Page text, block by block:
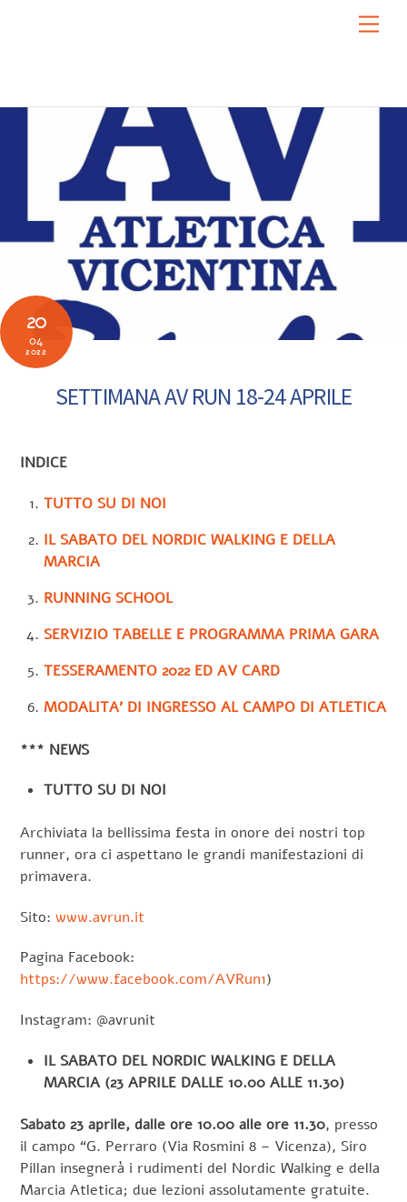
20
04
2022
SETTIMANA AV RUN 18-24 APRILE
INDICE
TUTTO SU DI NOI
IL SABATO DEL NORDIC WALKING E DELLA
MARCIA
RUNNING SCHOOL
SERVIZIO TABELLE E PROGRAMMA PRIMA GARA
TESSERAMENTO 2022 ED AV CARD
MODALITA’ DI INGRESSO AL CAMPO DI ATLETICA
*** NEWS
TUTTO SU DI NOI
Archiviata la bellissima festa in onore dei nostri top
runner, ora ci aspettano le grandi manifestazioni di
primavera.
Sito:www.avrun.it
Pagina Facebook:
https://www.facebook.com/AVRun1)
Instagram: @avrunit
IL SABATO DEL NORDIC WALKING E DELLA
MARCIA (23 APRILE DALLE 10.00 ALLE 11.30)
Sabato 23 aprile, dalle ore 10.00 alle ore 11.30, presso
il campo “G. Perraro (Via Rosmini 8 – Vicenza), Siro
Pillan insegnerà i rudimenti del Nordic Walking e della
Marcia Atletica; due lezioni assolutamente gratuite.